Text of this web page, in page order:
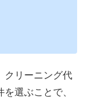
クリーニング代
選ぶことで、